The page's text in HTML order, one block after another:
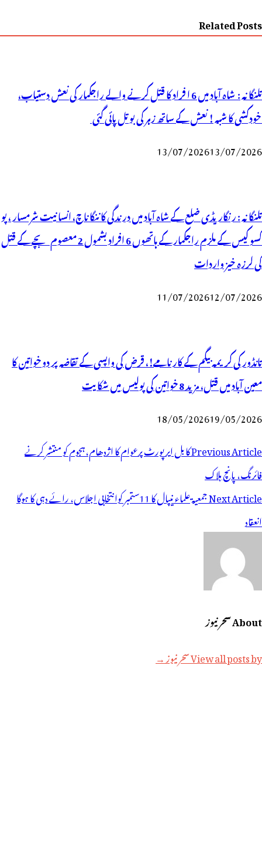
Related Posts
تلنگانہ : شاہ آباد میں 6 ا فراد کا قتل کرنے والے راجکمار کی نعش دستیاب،
خودکشی کا شبہ ! نعش کے ساتھ زہر کی بوتل پائی گئی
13/07/202613/07/2026
تلنگانہ : رنگاریڈی ضلع کے شاہ آباد میں درندگی کا ننگا ناچ، انسانیت شرمسار ، پو
کسو کیس کے ملزم راجکمار کے ہاتھوں 6 افراد بشمول 2 معصوم بچے کے قتل
کی لرزہ خیز واردات
11/07/202612/07/2026
تانڈور کی کریمہ بیگم کے کارنامے!، قرض کی واپسی کے تقاضہ پر دو خواتین کا
معین آباد میں قتل، مزید 8 خواتین کی پولیس میں شکایت
18/05/202619/05/2026
پوسٹوں
کی
نیویگیشن
Previous Articleکابل ایرپورٹ پرعوام کا اژدھام،ہجوم کو منتشر کرنے
فائرنگ، پانچ ہلاک
Next Article
جمعیة علماء نیپال کا 11ستمبر کوانتخابی اجلاس، رائے دہی کا ہوگا
انعقاد
About سحر نیوز
View all posts by سحر نیوز →